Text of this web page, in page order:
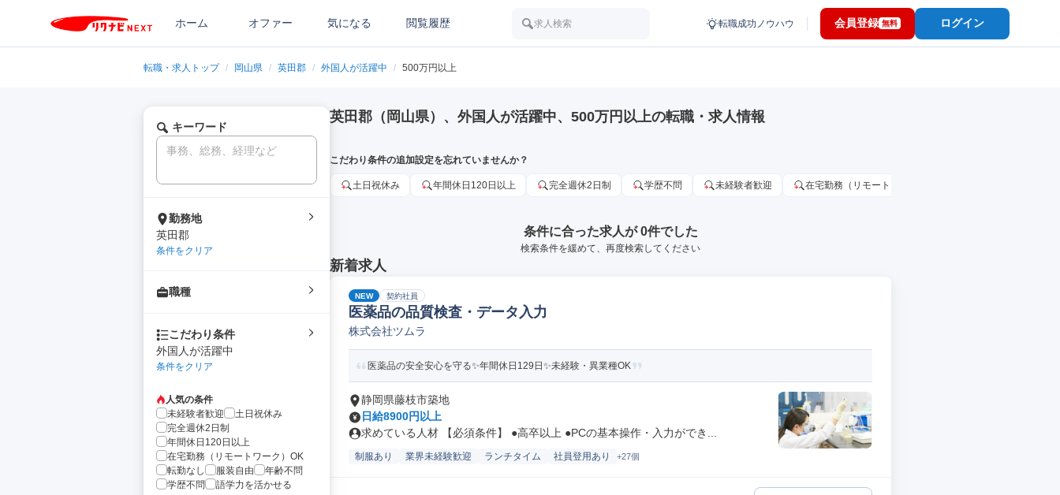
ホーム オファー 気になる 閲覧履歴 求人検索 転職成功ノウハウ 会員登録 無料 ログイン
転職・求人トップ / 岡山県 / 英田郡 / 外国人が活躍中 / 500万円以上
キーワード
勤務地
英田郡
条件をクリア
職種
こだわり条件
外国人が活躍中
条件をクリア
人気の条件
未経験者歓迎
土日祝休み
完全週休2日制
年間休日120日以上
在宅勤務（リモートワーク）OK
転勤なし
服装自由
年齢不問
学歴不問
語学力を活かせる
英田郡（岡山県）、外国人が活躍中、500万円以上の転職・求人情報
こだわり条件の追加設定を忘れていませんか？
土日祝休み 年間休日120日以上 完全週休2日制 学歴不問 未経験者歓迎 在宅勤務（リモートワーク）OK
条件に合った求人が 0件でした
検索条件を緩めて、再度検索してください
新着求人
NEW 契約社員
医薬品の品質検査・データ入力
株式会社ツムラ
医薬品の安全安心を守る✨年間休日129日✨未経験・異業種OK
静岡県藤枝市築地
日給8900円以上
求めている人材 【必須条件】 ●高卒以上 ●PCの基本操作・入力ができ...
制服あり 業界未経験歓迎 ランチタイム 社員登用あり +27個